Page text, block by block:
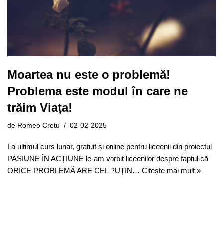
Moartea nu este o problemă!
Problema este modul în care ne
trăim Viața!
de Romeo Cretu 02-02-2025
La ultimul curs lunar, gratuit și online pentru liceenii din proiectul
PASIUNE ÎN ACȚIUNE le-am vorbit liceenilor despre faptul că
ORICE PROBLEMĂ ARE CEL PUȚIN… Citește mai mult »